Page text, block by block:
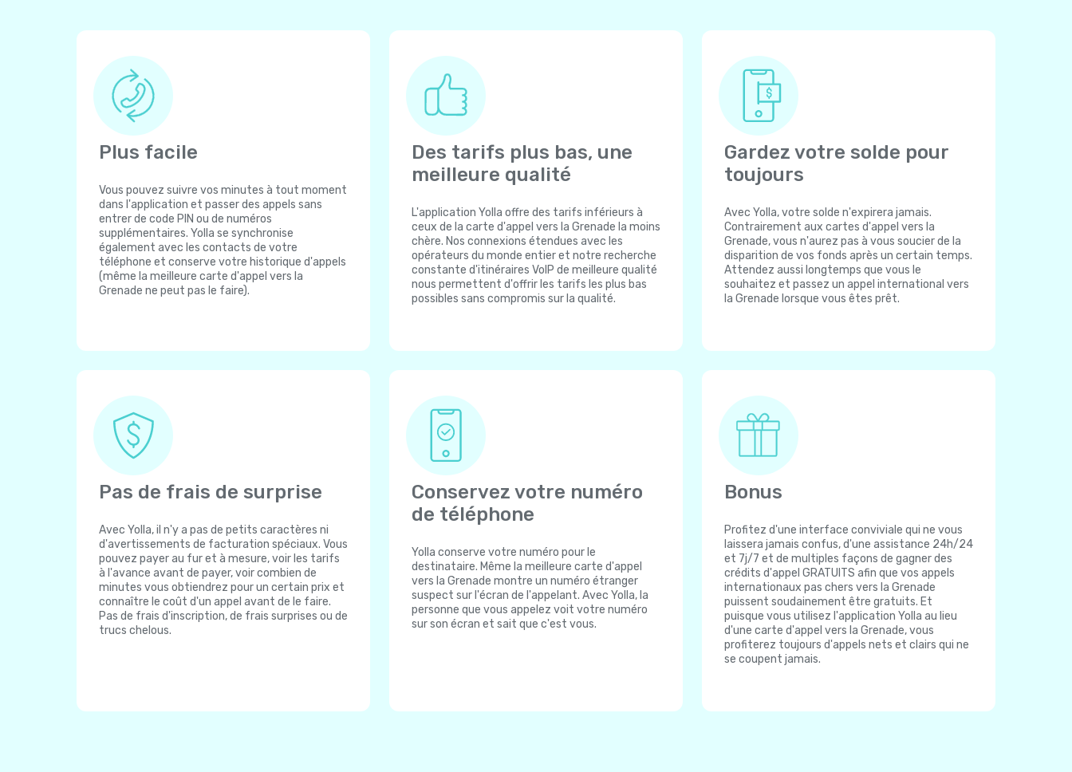
Plus facile
Vous pouvez suivre vos minutes à tout moment
dans l'application et passer des appels sans
entrer de code PIN ou de numéros
supplémentaires. Yolla se synchronise
également avec les contacts de votre
téléphone et conserve votre historique d'appels
(même la meilleure carte d'appel vers la
Grenade ne peut pas le faire).
Des tarifs plus bas, une
meilleure qualité
L'application Yolla offre des tarifs inférieurs à
ceux de la carte d'appel vers la Grenade la moins
chère. Nos connexions étendues avec les
opérateurs du monde entier et notre recherche
constante d'itinéraires VoIP de meilleure qualité
nous permettent d'offrir les tarifs les plus bas
possibles sans compromis sur la qualité.
Gardez votre solde pour
toujours
Avec Yolla, votre solde n'expirera jamais.
Contrairement aux cartes d'appel vers la
Grenade, vous n'aurez pas à vous soucier de la
disparition de vos fonds après un certain temps.
Attendez aussi longtemps que vous le
souhaitez et passez un appel international vers
la Grenade lorsque vous êtes prêt.
Pas de frais de surprise
Avec Yolla, il n'y a pas de petits caractères ni
d'avertissements de facturation spéciaux. Vous
pouvez payer au fur et à mesure, voir les tarifs
à l'avance avant de payer, voir combien de
minutes vous obtiendrez pour un certain prix et
connaître le coût d'un appel avant de le faire.
Pas de frais d'inscription, de frais surprises ou de
trucs chelous.
Conservez votre numéro
de téléphone
Yolla conserve votre numéro pour le
destinataire. Même la meilleure carte d'appel
vers la Grenade montre un numéro étranger
suspect sur l'écran de l'appelant. Avec Yolla, la
personne que vous appelez voit votre numéro
sur son écran et sait que c'est vous.
Bonus
Profitez d'une interface conviviale qui ne vous
laissera jamais confus, d'une assistance 24h/24
et 7j/7 et de multiples façons de gagner des
crédits d'appel GRATUITS afin que vos appels
internationaux pas chers vers la Grenade
puissent soudainement être gratuits. Et
puisque vous utilisez l'application Yolla au lieu
d'une carte d'appel vers la Grenade, vous
profiterez toujours d'appels nets et clairs qui ne
se coupent jamais.